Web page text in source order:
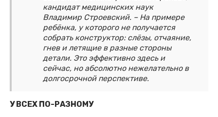
кандидат медицинских наук
Владимир Строевский. – На примере
ребёнка, у которого не получается
собрать конструктор: слёзы, отчаяние,
гнев и летящие в разные стороны
детали. Это эффективно здесь и
сейчас, но абсолютно нежелательно в
долгосрочной перспективе.
У ВСЕХ ПО-РАЗНОМУ